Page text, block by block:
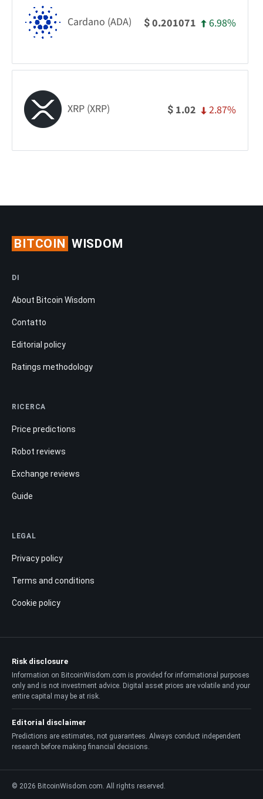
Cardano (ADA) $0.201071 6.98%
XRP (XRP) $ 1.02 2.87%
BITCOIN WISDOM
DI
About Bitcoin Wisdom
Contatto
Editorial policy
Ratings methodology
RICERCA
Price predictions
Robot reviews
Exchange reviews
Guide
LEGAL
Privacy policy
Terms and conditions
Cookie policy
Risk disclosure
Information on BitcoinWisdom.com is provided for informational purposes
only and is not investment advice. Digital asset prices are volatile and your
entire capital may be at risk.
Editorial disclaimer
Predictions are estimates, not guarantees. Always conduct independent
research before making financial decisions.
© 2026 BitcoinWisdom.com. All rights reserved.